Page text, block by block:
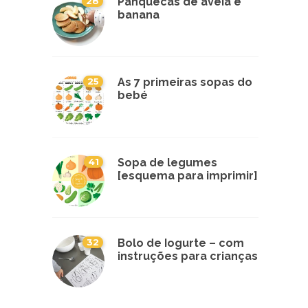
banana
25
As 7 primeiras sopas do
bebé
41
Sopa de legumes
[esquema para imprimir]
32
Bolo de Iogurte – com
instruções para crianças